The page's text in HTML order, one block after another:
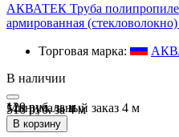
АКВАТЕК Труба
армированная
Торговая марка:
В наличии
129 руб.зам
516 руб. за 4 м
Минимальный заказ 4 м
В корзину